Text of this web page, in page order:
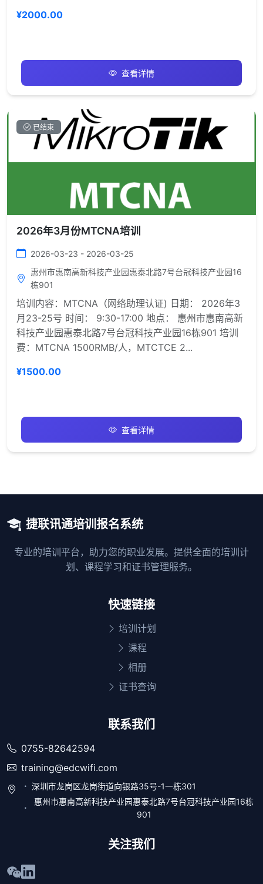
¥2000.00
查看详情
已结束
2026年3月份MTCNA培训
2026-03-23 - 2026-03-25
惠州市惠南高新科技产业园惠泰北路7号台冠科技产业园16
栋901
培训内容：MTCNA（网络助理认证) 日期： 2026年3
月23-25号 时间： 9:30-17:00 地点： 惠州市惠南高新
科技产业园惠泰北路7号台冠科技产业园16栋901 培训
费：MTCNA 1500RMB/人，MTCTCE 2...
¥1500.00
查看详情
捷联讯通培训报名系统
专业的培训平台，助力您的职业发展。提供全面的培训计
划、课程学习和证书管理服务。
快速链接
培训计划
课程
相册
证书查询
联系我们
0755-82642594
training@edcwifi.com
深圳市龙岗区龙岗街道向银路35号-1一栋301
惠州市惠南高新科技产业园惠泰北路7号台冠科技产业园16栋
901
关注我们